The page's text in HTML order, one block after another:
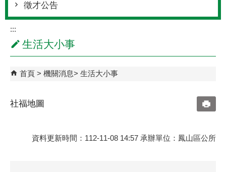
徵才公告
:::
生活大小事
首頁 機關消息 生活大小事
社福地圖
資料更新時間：112-11-08 14:57 承辦單位：鳳山區公所